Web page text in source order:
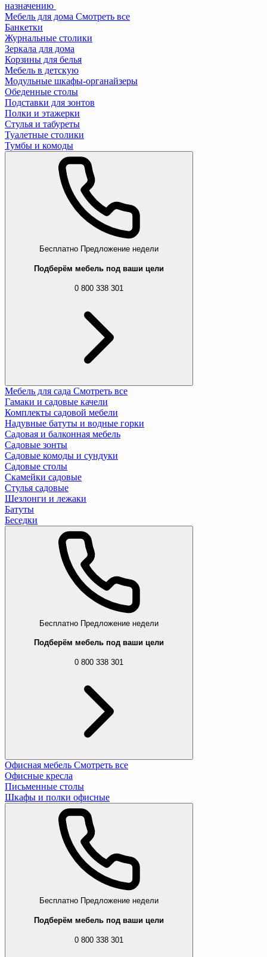
назначению
Мебель для дома Смотреть все
Банкетки
Журнальные столики
Зеркала для дома
Корзины для белья
Мебель в детскую
Модульные шкафы-органайзеры
Обеденные столы
Подставки для зонтов
Полки и этажерки
Стулья и табуреты
Туалетные столики
Тумбы и комоды
Бесплатно Предложение недели
Подберём мебель под ваши цели
0 800 338 301
Мебель для сада Смотреть все
Гамаки и садовые качели
Комплекты садовой мебели
Надувные батуты и водные горки
Садовая и балконная мебель
Садовые зонты
Садовые комоды и сундуки
Садовые столы
Скамейки садовые
Стулья садовые
Шезлонги и лежаки
Батуты
Беседки
Бесплатно Предложение недели
Подберём мебель под ваши цели
0 800 338 301
Офисная мебель Смотреть все
Офисные кресла
Письменные столы
Шкафы и полки офисные
Бесплатно Предложение недели
Подберём мебель под ваши цели
0 800 338 301